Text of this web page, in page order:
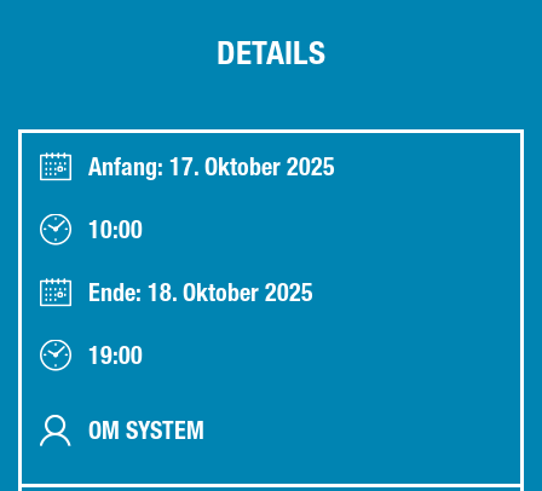
DETAILS
Anfang: 17. Oktober 2025
10:00
Ende: 18. Oktober 2025
19:00
OM SYSTEM